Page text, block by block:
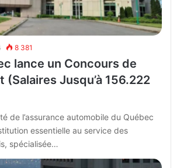
8 381
lance un Concours de
(Salaires Jusqu’à 156.222
de l’assurance automobile du Québec
essentielle au service des
spécialisée…